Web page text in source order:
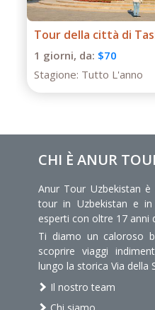
Tour di un giorno a
1 giorni, da: $50
Stagione: Tutto L'anno
CHI È ANUR
Anur Tour Uzbekistan
tour in Uzbekistan e
esperti con oltre 17 anni
Ti diamo un caloroso
scoprire viaggi
lungo la storica Via della
Il nostro team